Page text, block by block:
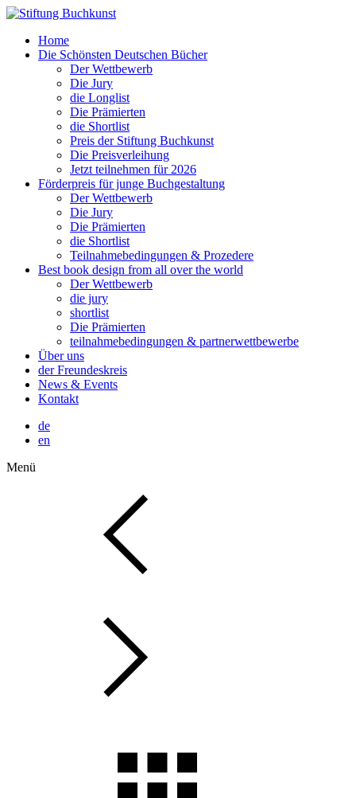
Home
Die Schönsten Deutschen Bücher
Der Wettbewerb
Die Jury
die Longlist
Die Prämierten
die Shortlist
Preis der Stiftung Buchkunst
Die Preisverleihung
Jetzt teilnehmen für 2026
Förderpreis für junge Buchgestaltung
Der Wettbewerb
Die Jury
Die Prämierten
die Shortlist
Teilnahmebedingungen & Prozedere
Best book design from all over the world
Der Wettbewerb
die jury
shortlist
Die Prämierten
teilnahmebedingungen & partnerwettbewerbe
Über uns
der Freundeskreis
News & Events
Kontakt
de
en
Menü